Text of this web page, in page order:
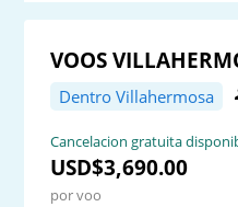
VOOS
Dentro Villahermosa
Cancelacion gratuita
USD$3,690.00
por voo